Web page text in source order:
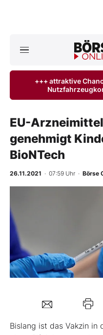
ktuelle
Anlageprodukte
Finanz-Check
BO-Musterdepots
Mein Konto
Folgen Sie uns
+++ attraktive
EU-
genehmigt
BioNTech
26.11.2021 · 07:59 Uhr · Börse
Bislang ist das Vakzin in